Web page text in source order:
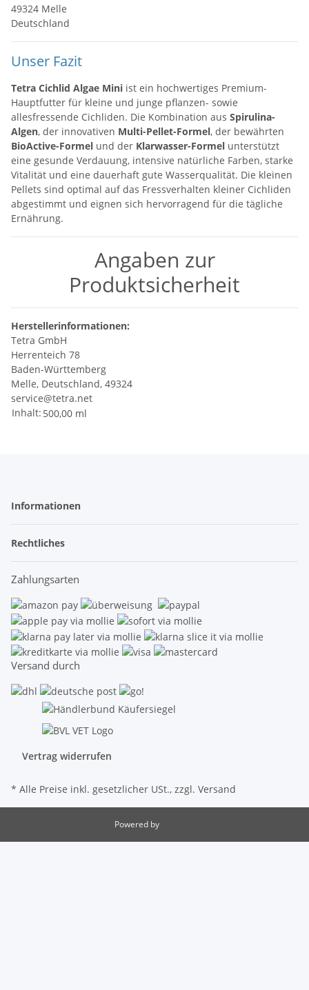
49324 Melle
Deutschland
Unser Fazit
Tetra Cichlid Algae Mini ist ein hochwertiges Premium-
Hauptfutter für kleine und junge pflanzen- sowie
allesfressende Cichliden. Die Kombination aus Spirulina-
Algen, der innovativen Multi-Pellet-Formel, der bewährten
BioActive-Formel und der Klarwasser-Formel unterstützt
eine gesunde Verdauung, intensive natürliche Farben, starke
Vitalität und eine dauerhaft gute Wasserqualität. Die kleinen
Pellets sind optimal auf das Fressverhalten kleiner Cichliden
abgestimmt und eignen sich hervorragend für die tägliche
Ernährung.
Angaben zur
Produktsicherheit
Herstellerinformationen:
Tetra GmbH
Herrenteich 78
Baden-Württemberg
Melle, Deutschland, 49324
service@tetra.net
Inhalt: 500,00 ml
Informationen
Rechtliches
Zahlungsarten
Versand durch
Vertrag widerrufen
* Alle Preise inkl. gesetzlicher USt., zzgl. Versand
Powered by